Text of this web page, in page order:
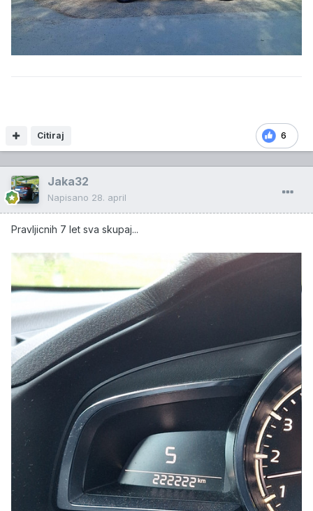
6
Citiraj
Jaka32
Napisano 28. april
Pravljicnih 7 let sva skupaj...